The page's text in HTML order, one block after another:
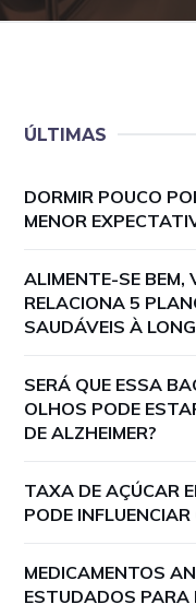
ÚLTIMAS
DORMIR POUCO
MENOR
ALIMENTE-SE BEM,
RELACIONA 5
SAUDÁVEIS À
SERÁ QUE ESSA
OLHOS PODE
DE ALZHEIMER?
TAXA DE AÇÚCAR
PODE
MEDICAMENTOS
ESTUDADOS PARA